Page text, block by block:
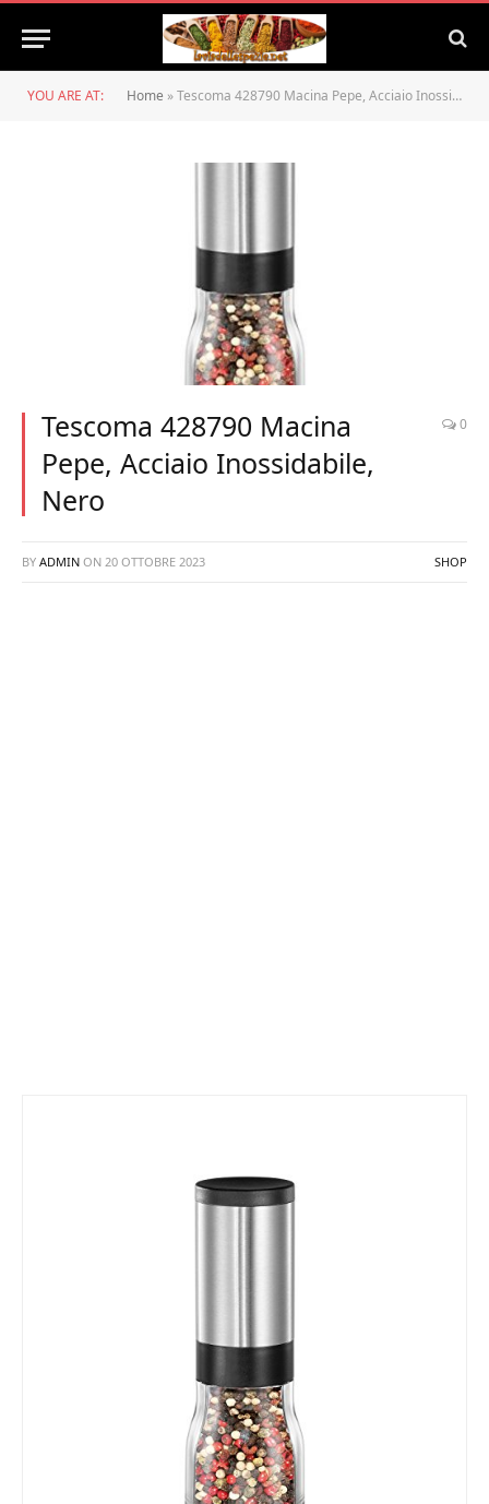
YOU ARE AT: Home »Tescoma 428790 Macina Pepe, Acciaio Inossidabile, Nero
Tescoma 428790 Macina
Pepe, Acciaio Inossidabile,
Nero
0
BY ADMIN ON 20 OTTOBRE 2023 SHOP